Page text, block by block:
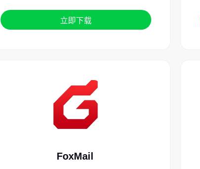
立即下载
FoxMail